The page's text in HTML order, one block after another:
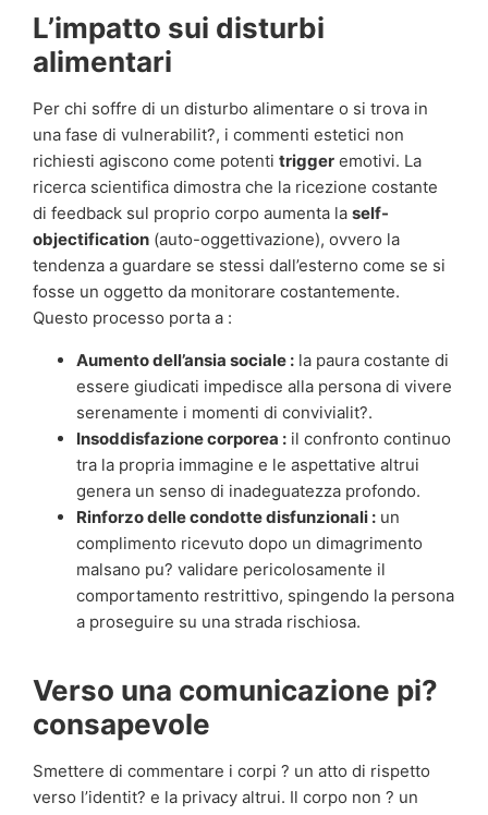
L’impatto sui disturbi
alimentari
Per chi soffre di un disturbo alimentare o si trova in
una fase di vulnerabilit?, i commenti estetici non
richiesti agiscono come potenti trigger emotivi. La
ricerca scientifica dimostra che la ricezione costante
di feedback sul proprio corpo aumenta la self-
objectification (auto-oggettivazione), ovvero la
tendenza a guardare se stessi dall’esterno come se si
fosse un oggetto da monitorare costantemente.
Questo processo porta a :
Aumento dell’ansia sociale : la paura costante di
essere giudicati impedisce alla persona di vivere
serenamente i momenti di convivialit?.
Insoddisfazione corporea : il confronto continuo
tra la propria immagine e le aspettative altrui
genera un senso di inadeguatezza profondo.
Rinforzo delle condotte disfunzionali : un
complimento ricevuto dopo un dimagrimento
malsano pu? validare pericolosamente il
comportamento restrittivo, spingendo la persona
a proseguire su una strada rischiosa.
Verso una comunicazione pi?
consapevole
Smettere di commentare i corpi ? un atto di rispetto
verso l’identit? e la privacy altrui. Il corpo non ? un